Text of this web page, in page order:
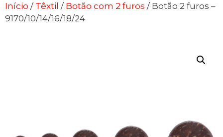
Início / Têxtil / Botão com 2 furos / Botão 2 furos –
9170/10/14/16/18/24